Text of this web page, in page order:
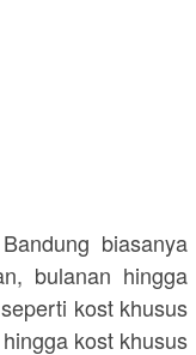
biasanya
bulanan hingga
kost khusus
kost khusus